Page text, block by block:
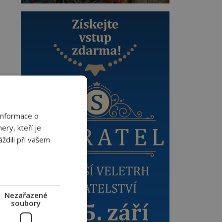
o
kteří je
při vašem
Nezařazené
soubory